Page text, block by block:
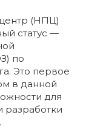
(НПЦ)
статус —
по
Это первое
в данной
для
разработки